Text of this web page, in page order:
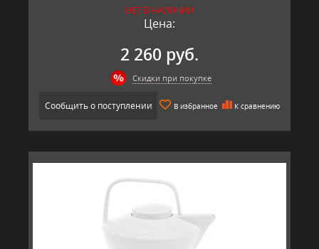
НЕТ В НАЛИЧИИ
Цена:
2 260 руб.
Скидки при покупке
Сообщить о поступлении В избранное К сравнению